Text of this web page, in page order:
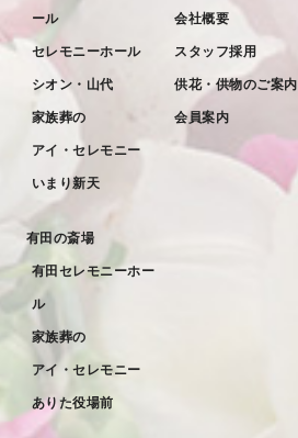
2022年5月
2022年4月
2022年3月
2022年1月
2021年11月
2021年10月
2021年9月
2021年8月
2021年7月
ール
セレモニーホール
シオン・山代
家族葬の
アイ・セレモニー
いまり新天
有田の斎場
有田セレモニーホー
ル
家族葬の
アイ・セレモニー
ありた役場前
会社概要
スタッフ採用
供花・供物のご案内
会員案内